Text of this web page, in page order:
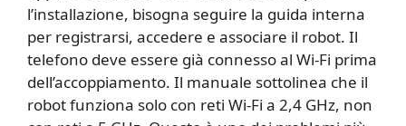
l’installazione, bisogna seguire la guida interna
per registrarsi, accedere e associare il robot. Il
telefono deve essere già connesso al Wi-Fi prima
dell’accoppiamento. Il manuale sottolinea che il
robot funziona solo con reti Wi-Fi a 2,4 GHz, non